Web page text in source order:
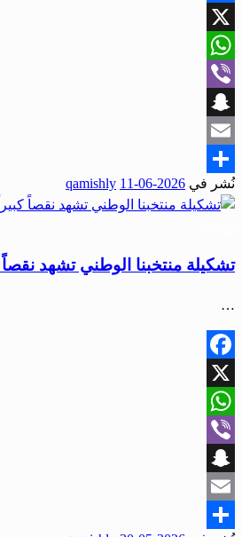
Facebook
X
WhatsApp
Viber
Snapchat
Email
Share
نُشر في 2026-06-11
qamishly
تشكيلة منتخبنا الوطني تشهد نقصاً
…
Facebook
X
WhatsApp
Viber
Snapchat
Email